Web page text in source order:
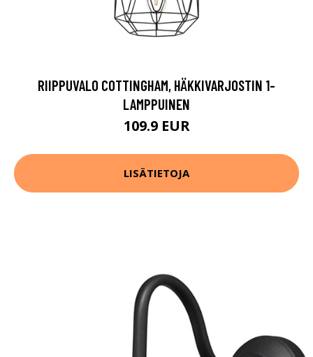
RIIPPUVALO COTTINGHAM, HÄKKIVARJOSTIN 1-
LAMPPUINEN
109.9 EUR
LISÄTIETOJA